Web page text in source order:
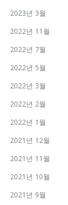
2023년 3월
2022년 11월
2022년 7월
2022년 5월
2022년 3월
2022년 2월
2022년 1월
2021년 12월
2021년 11월
2021년 10월
2021년 9월